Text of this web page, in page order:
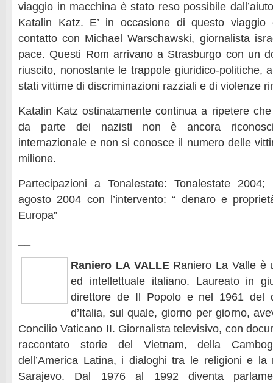
viaggio in macchina è stato reso possibile
Katalin Katz. E’ in occasione di questo
contatto con Michael Warschawski, giornalista
pace. Questi Rom arrivano a Strasburgo con un
riuscito, nonostante le trappole giuridico-politiche,
stati vittime di discriminazioni razziali e di violenze
Katalin Katz ostinatamente continua a ripetere
da parte dei nazisti non è ancora
internazionale e non si conosce il numero delle
milione.
Partecipazioni a Tonalestate: Tonalestate
agosto 2004 con l’intervento: “ denaro e
Europa”
Raniero LA VALLE Raniero La Valle è
ed intellettuale italiano. Laureato in
direttore de Il Popolo e nel 1961 del
d’Italia, sul quale, giorno per giorno,
Concilio Vaticano II. Giornalista televisivo, con
raccontato storie del Vietnam, della
dell’America Latina, i dialoghi tra le religioni e
Sarajevo. Dal 1976 al 1992 diventa